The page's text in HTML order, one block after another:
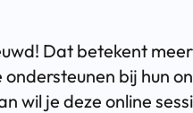
Dat betekent
bij hun
wil je deze online